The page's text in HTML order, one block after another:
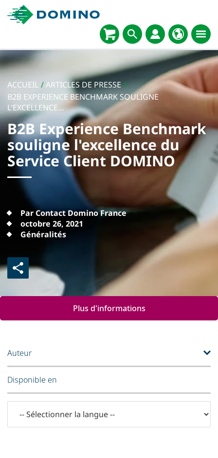
ACCUEIL /ARTICLES DE PRESSE /
B2B EXPERIENCE BENCHMARK SOULIGNE
L'EXCELLENCE...
B2B Experience Benchmark
souligne l'excellence du
Service Client DOMINO
Par Contact Domino France
octobre 26, 2021
Généralités
Plus d'informations
Auteur
Disponible en